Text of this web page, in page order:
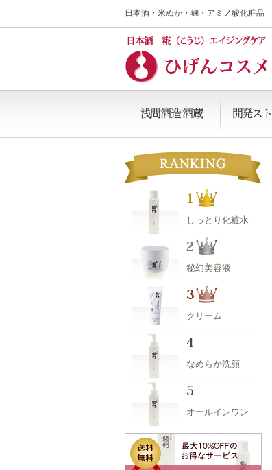
日本酒 ・ 米ぬか ・ 麹・ アミノ酸化粧品
しっとり化粧水
秘幻美容液
クリーム
なめらか洗顔
オールインワン